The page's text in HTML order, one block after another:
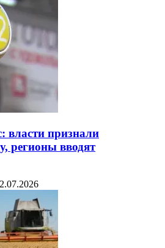
власти признали
регионы вводят